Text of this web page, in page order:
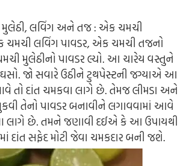
મુલેઠી, લવિંગ અને તજ : એક ચમચી
ચમચી લવિંગ પાવડર, એક ચમચી તજનો
મુલેઠીનો પાવડર લ્યો. આ ચારેય વસ્તુને
ઘસો. જો સવારે ઉઠીને ટુથપેસ્ટની જગ્યાએ આ
તો દાંત ચમકવા લાગે છે. તેમજ લીમડા અને
તેનો પાવડર બનાવીને લગાવવામાં આવે
લાગે છે. તમને જણાવી દઈએ કે આ ઉપાયથી
દાંત સફેદ મોટી જેવા ચમકદાર બની જશે.